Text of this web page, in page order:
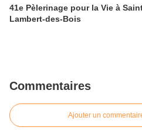
41e Pèlerinage pour la Vie à
Lambert-des-Bois
Commentaires
Ajouter un